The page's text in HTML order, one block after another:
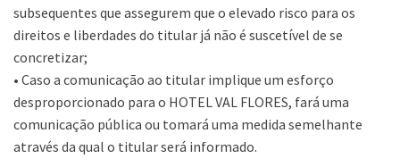
subsequentes que assegurem que o elevado risco para os
direitos e liberdades do titular já não é suscetível de se
concretizar;
• Caso a comunicação ao titular implique um esforço
desproporcionado para o HOTEL VAL FLORES, fará uma
comunicação pública ou tomará uma medida semelhante
através da qual o titular será informado.